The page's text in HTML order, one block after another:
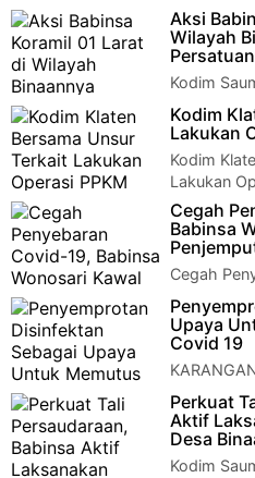
Polsek dan Satpol PP Colomadu
Aksi
Wilayah
Kodim
yang kuat. Babinsa Koramil
Kodim
Lakukan
Kodim
Lakukan
Aparat Gabungan TNI / Polri,
Cegah
Babinsa
Cegah
Wonosari
Menjalani IsoterKlaten - Serda
Upaya
Covid 19
Covid-19
kecamatan Karanganyar,
Perkuat
Aktif
Desa
Kodim